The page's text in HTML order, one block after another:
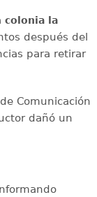
colonia la
después del
para retirar
Comunicación
dañó un